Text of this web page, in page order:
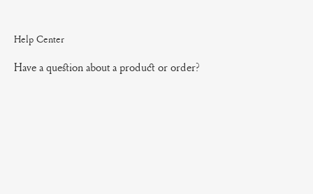
Help Center
Have a question about a product or order?